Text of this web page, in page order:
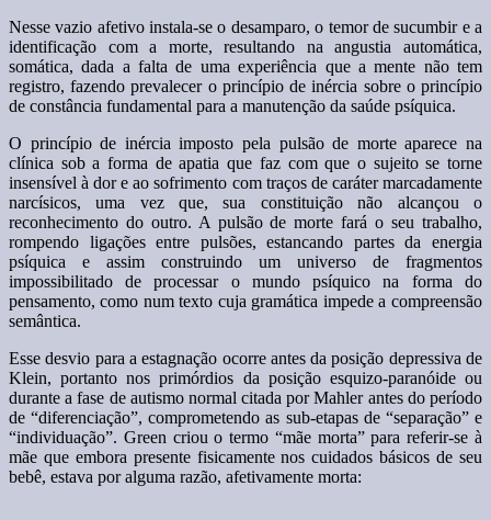
Nesse vazio afetivo instala-se o desamparo, o temor de sucumbir e a
identificação com a morte, resultando na angustia automática,
somática, dada a falta de uma experiência que a mente não tem
registro, fazendo prevalecer o princípio de inércia sobre o princípio
de constância fundamental para a manutenção da saúde psíquica.
O princípio de inércia imposto pela pulsão de morte aparece na
clínica sob a forma de apatia que faz com que o sujeito se torne
insensível à dor e ao sofrimento com traços de caráter marcadamente
narcísicos, uma vez que, sua constituição não alcançou o
reconhecimento do outro. A pulsão de morte fará o seu trabalho,
rompendo ligações entre pulsões, estancando partes da energia
psíquica e assim construindo um universo de fragmentos
impossibilitado de processar o mundo psíquico na forma do
pensamento, como num texto cuja gramática impede a compreensão
semântica.
Esse desvio para a estagnação ocorre antes da posição depressiva de
Klein, portanto nos primórdios da posição esquizo-paranóide ou
durante a fase de autismo normal citada por Mahler antes do período
de “diferenciação”, comprometendo as sub-etapas de “separação” e
“individuação”. Green criou o termo “mãe morta” para referir-se à
mãe que embora presente fisicamente nos cuidados básicos de seu
bebê, estava por alguma razão, afetivamente morta: